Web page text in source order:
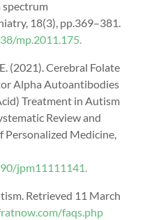
18(3), pp.369–381.
mp.2011.175.
(2021). Cerebral Folate
Alpha Autoantibodies
Treatment in Autism
Review and
Personalized Medicine,
jpm11111141.
Retrieved 11 March
faqs.php